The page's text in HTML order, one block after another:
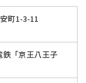
町1-3-11
鉄「京王八王子